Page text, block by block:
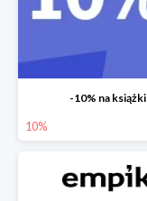
-10% na książki
10%